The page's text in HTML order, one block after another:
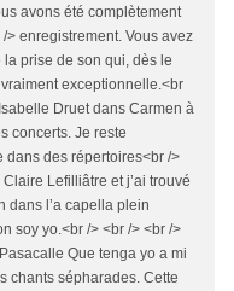
avons été complètement
enregistrement. Vous avez
prise de son qui, dès le
exceptionnelle.<br
Druet dans Carmen à
concerts. Je reste
des répertoires<br />
Lefilliâtre et j’ai trouvé
dans l’a capella plein
soy yo.<br /> <br /> <br />
Que tenga yo a mi
chants sépharades. Cette